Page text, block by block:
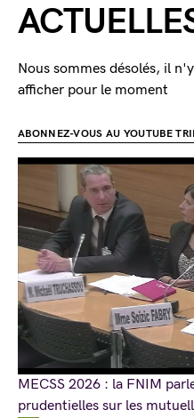
Nous sommes désolés, il
afficher pour le moment
ABONNEZ-VOUS AU YOUTUBE
MECSS 2026 : la FNIM
prudentielles sur les